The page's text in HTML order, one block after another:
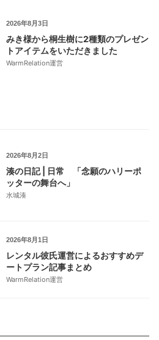
2026年8月3日
みき様から桐生樹に2種類のプレゼン
トアイテムをいただきました
WarmRelation運営
2026年8月2日
湊の日記 | 日常 「念願のハリーポ
ッターの舞台へ」
水城湊
2026年8月1日
レンタル彼氏運営によるおすすめデ
ートプラン記事まとめ
WarmRelation運営